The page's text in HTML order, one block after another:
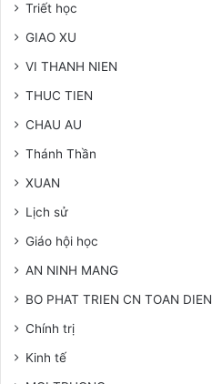
Triết học
GIAO XU
VI THANH NIEN
THUC TIEN
CHAU AU
Thánh Thần
XUAN
Lịch sử
Giáo hội học
AN NINH MANG
BO PHAT TRIEN CN TOAN DIEN
Chính trị
Kinh tế